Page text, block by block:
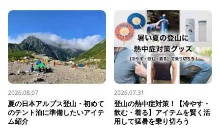
2026.08.07
夏の日本アルプス登山・初めて
のテント泊に準備したいアイテ
ム紹介
2026.07.31
登山の熱中症対策！【冷やす・
飲む・着る】アイテムを賢く活
用して猛暑を乗り切ろう